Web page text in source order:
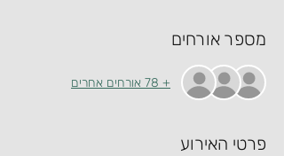
מספר אורחים
+ 78 אורחים אחרים
פרטי האירוע